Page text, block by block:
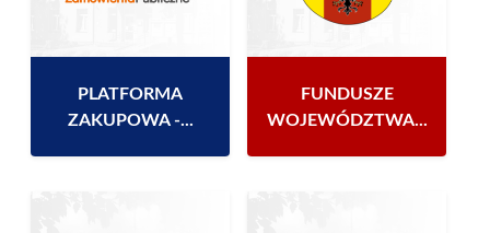
PLATFORMA
ZAKUPOWA -...
FUNDUSZE
WOJEWÓDZTWA...